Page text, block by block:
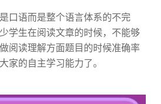
口语而是整个语言体系的不完
学生在阅读文章的时候，不能够
阅读理解方面题目的时候准确率
家的自主学习能力了。